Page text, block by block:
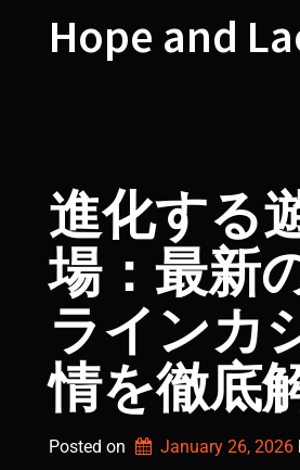
Hope and
進化する
場：最新
ラインカ
情を徹底
Posted on January 26, 2026